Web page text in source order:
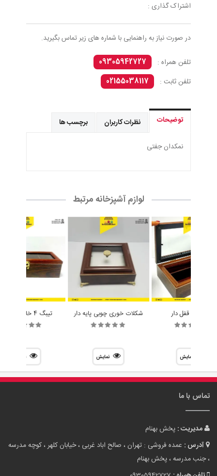
اشتراک گذاری :
در صورت نیاز به راهنمایی با شماره های زیر تماس بگیرید.
تلفن همراه :
09305942727
تلفن ثابت :
02155038117
توضیحات نظرات کاربران برچسب ها
نمكدان جفتى
لوازم آشپزخانه مرتبط
جا کاردی قفل دار
نمایش
شکلات خوری چوبی پایه دار
نمایش
تیبگ 4 خانه مستطیل
تماس با ما
مدیریت : پخش بهنام
آدرس : عمده فروشی : تهران ، صالح اباد غربی ، خیابان کلهر ، کوچه مدرسه
، جنب مدرسه ، پخش بهنام